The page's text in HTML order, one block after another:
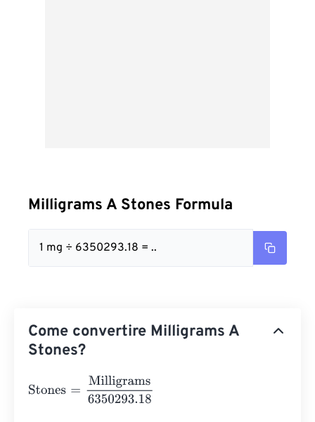
Milligrams A Stones Formula
1 mg ÷ 6350293.18 = ..
Come convertire Milligrams A
Stones?
Stones Milligrams6350293.18